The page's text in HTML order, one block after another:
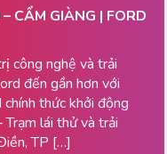
CẨM GIÀNG | FORD
công nghệ và trải
đến gần hơn với
thức khởi động
lái thử và trải
TP […]